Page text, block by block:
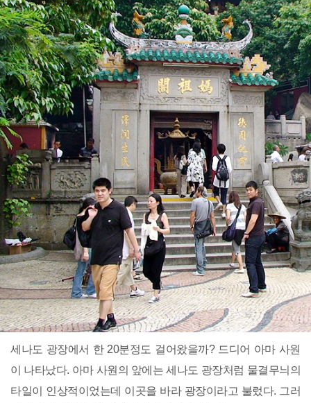
세나도 광장에서 한 20분정도 걸어왔을까? 드디어 아마 사원
이 나타났다. 아마 사원의 앞에는 세나도 광장처럼 물결무늬의
타일이 인상적이었는데 이곳을 바라 광장이라고 불렀다. 그러